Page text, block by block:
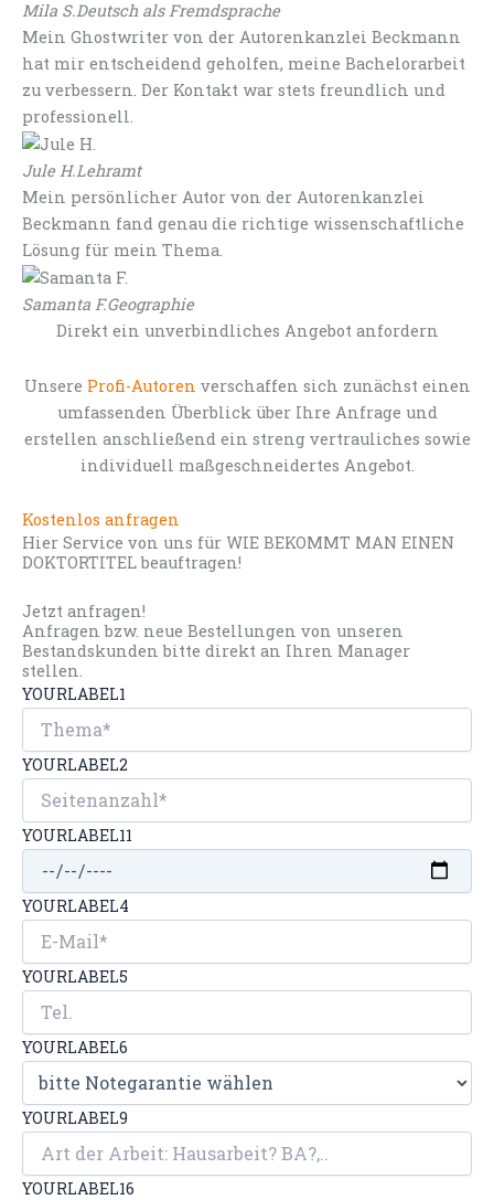
Mila S.Deutsch als Fremdsprache
Mein Ghostwriter von der Autorenkanzlei Beckmann
hat mir entscheidend geholfen, meine Bachelorarbeit
zu verbessern. Der Kontakt war stets freundlich und
professionell.
Jule H.Lehramt
Mein persönlicher Autor von der Autorenkanzlei
Beckmann fand genau die richtige wissenschaftliche
Lösung für mein Thema.
Samanta F.Geographie
Direkt ein unverbindliches Angebot anfordern
Unsere Profi-Autoren verschaffen sich zunächst einen
umfassenden Überblick über Ihre Anfrage und
erstellen anschließend ein streng vertrauliches sowie
individuell maßgeschneidertes Angebot.
Kostenlos anfragen
Hier Service von uns für WIE BEKOMMT MAN EINEN
DOKTORTITEL beauftragen!
Jetzt anfragen!
Anfragen bzw. neue Bestellungen von unseren
Bestandskunden bitte direkt an Ihren Manager
stellen.
YOURLABEL1
YOURLABEL2
YOURLABEL11
YOURLABEL4
YOURLABEL5
YOURLABEL6
YOURLABEL9
YOURLABEL16